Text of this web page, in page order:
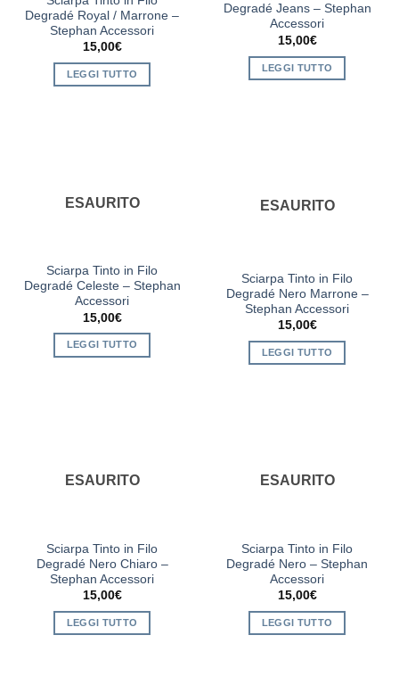
Degradé Royal / Marrone –
Stephan Accessori
15,00€
LEGGI TUTTO
Degradé Jeans – Stephan
Accessori
15,00€
LEGGI TUTTO
ESAURITO
Sciarpa Tinto in Filo
Degradé Celeste – Stephan
Accessori
15,00€
LEGGI TUTTO
ESAURITO
Sciarpa Tinto in Filo
Degradé Nero Marrone –
Stephan Accessori
15,00€
LEGGI TUTTO
ESAURITO
Sciarpa Tinto in Filo
Degradé Nero Chiaro –
Stephan Accessori
15,00€
LEGGI TUTTO
ESAURITO
Sciarpa Tinto in Filo
Degradé Nero – Stephan
Accessori
15,00€
LEGGI TUTTO